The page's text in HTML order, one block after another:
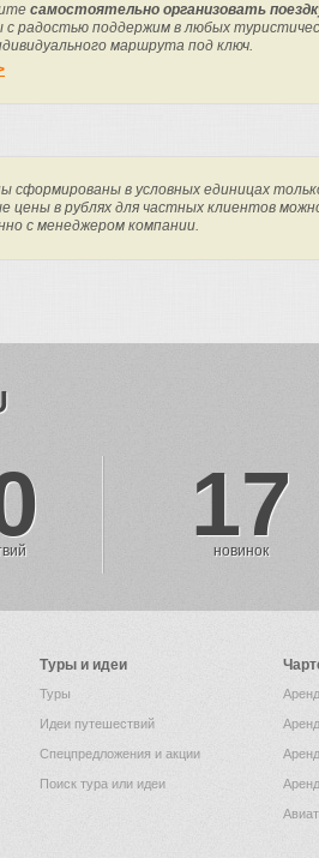
самостоятельно организовать
радостью поддержим в любых
маршрута под ключ.
сформированы в условных единицах
цены в рублях для частных клиентов
с менеджером компании.
17
новинок
Туры и идеи
Туры
Идеи путешествий
Спецпредложения и акции
Поиск тура или идеи